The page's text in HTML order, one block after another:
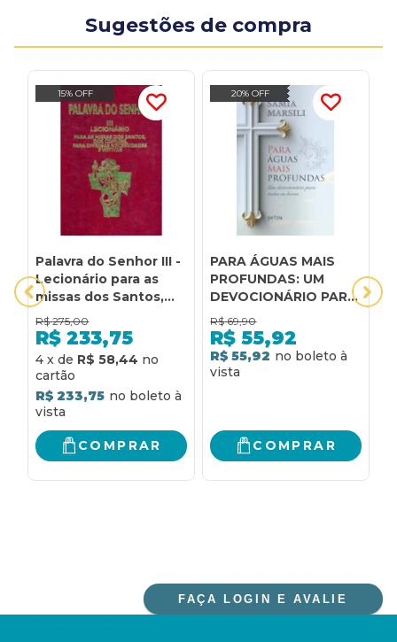
Sugestões de compra
15% OFF
Palavra do Senhor III -
Lecionário para as
missas dos Santos,
dos comuns, para
diversas
necessidades e
votivas: lecionário
para as missas dos
santos, dos comuns,
para diversas
necessidades e
votivas
R$ 275,00
R$ 233,75
4 x de R$ 58,44
R$ 233,75
COMPRAR
20% OFF
PARA ÁGUAS MAIS
PROFUNDAS: UM
DEVOCIONÁRIO PARA
TODAS AS HORAS
R$ 69,90
R$ 55,92
R$ 55,92
COMPRAR
FAÇA LOGIN E AVALIE